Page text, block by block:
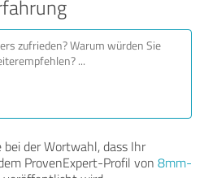
bei der Wortwahl, dass Ihr
ProvenExpert-Profil von 8mm-